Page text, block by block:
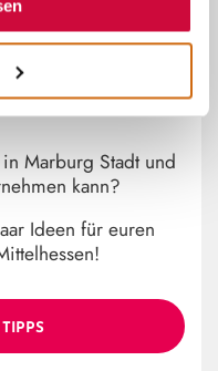
UND LAND
Marburg Stadt und
kann?
Ideen für euren